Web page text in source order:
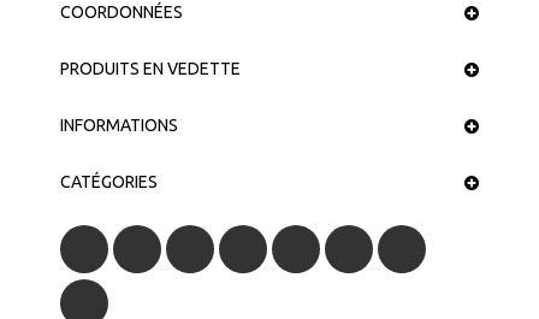
COORDONNÉES
PRODUITS EN VEDETTE
INFORMATIONS
CATÉGORIES